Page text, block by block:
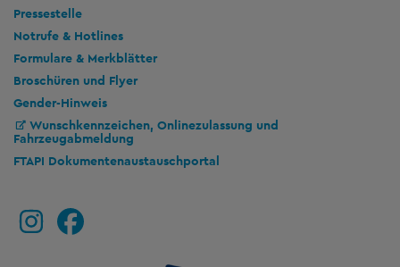
Pressestelle
Notrufe & Hotlines
Formulare & Merkblätter
Broschüren und Flyer
Gender-Hinweis
Wunschkennzeichen, Onlinezulassung und
Fahrzeugabmeldung
FTAPI Dokumentenaustauschportal